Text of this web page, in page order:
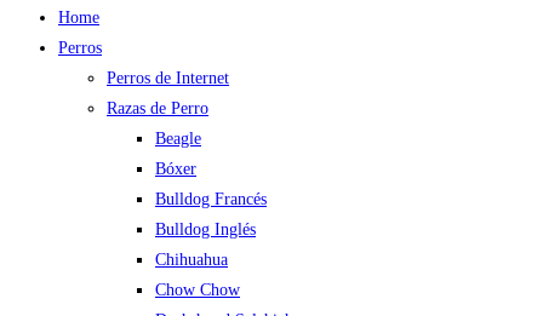
Home
Perros
Perros de Internet
Razas de Perro
Beagle
Bóxer
Bulldog Francés
Bulldog Inglés
Chihuahua
Chow Chow